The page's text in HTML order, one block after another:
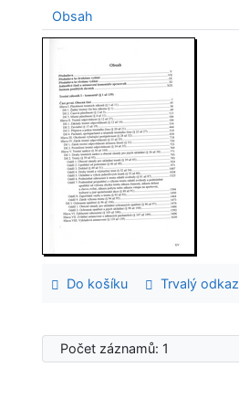
Obsah
Do košíku Trvalý odkaz
Počet záznamů: 1